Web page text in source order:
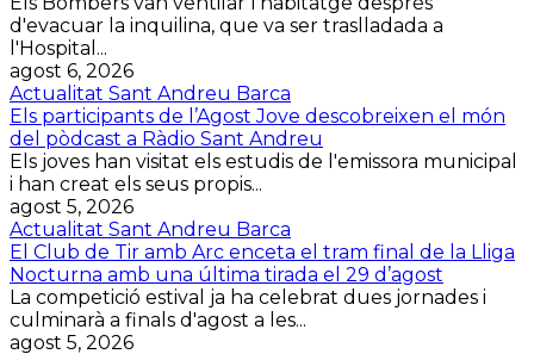
d'evacuar la inquilina, que va ser traslladada a
l'Hospital...
agost 6, 2026
Actualitat Sant Andreu Barca
Els participants de l’Agost Jove descobreixen el món
del pòdcast a Ràdio Sant Andreu
Els joves han visitat els estudis de l'emissora municipal
i han creat els seus propis...
agost 5, 2026
Actualitat Sant Andreu Barca
El Club de Tir amb Arc enceta el tram final de la Lliga
Nocturna amb una última tirada el 29 d’agost
La competició estival ja ha celebrat dues jornades i
culminarà a finals d'agost a les...
agost 5, 2026